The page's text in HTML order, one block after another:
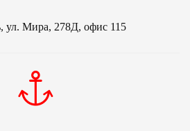
ул. Мира, 278Д, офис 115